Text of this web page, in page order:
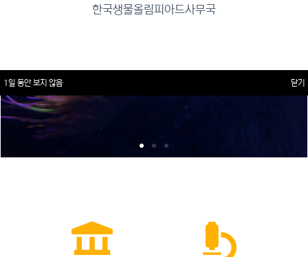
한국생물올림피아드사무국
1일 동안 보지 않음 닫기